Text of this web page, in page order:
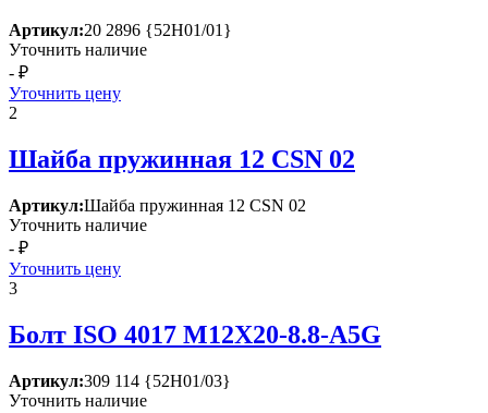
Артикул:20 2896 {52Н01/01}
Уточнить наличие
- ₽
Уточнить цену
2
Шайба пружинная 12 СSN 02
Артикул:Шайба пружинная 12 СSN 02
Уточнить наличие
- ₽
Уточнить цену
3
Болт ISО 4017 М12Х20-8.8-А5G
Артикул:309 114 {52Н01/03}
Уточнить наличие